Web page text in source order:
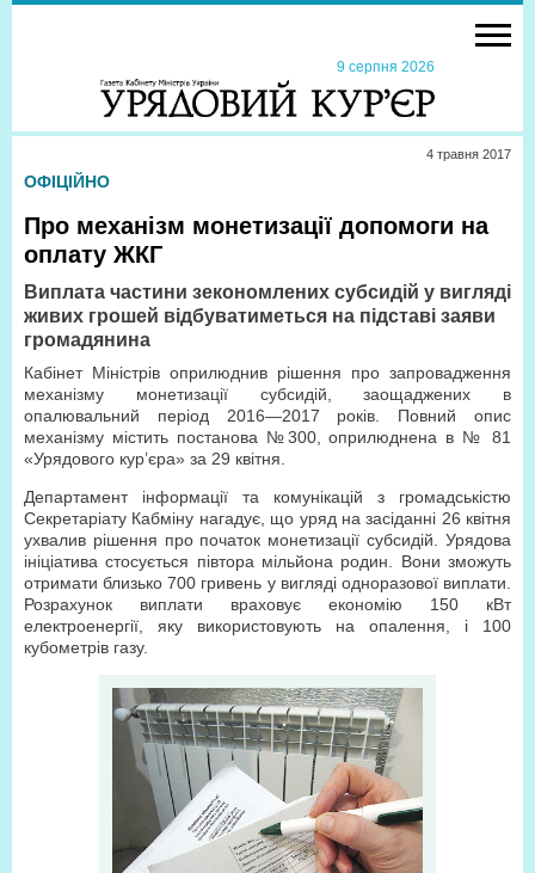
9 серпня 2026
4 травня 2017
ОФІЦІЙНО
Про механізм монетизації допомоги на
оплату ЖКГ
Виплата частини зекономлених субсидій у вигляді
живих грошей відбуватиметься на підставі заяви
громадянина
Кабінет Міністрів оприлюднив рішення про запровадження
механізму монетизації субсидій, заощаджених в
опалювальний період 2016—2017 років. Повний опис
механізму містить постанова №300, оприлюднена в № 81
«Урядового кур’єра» за 29 квітня.
Департамент інформації та комунікацій з громадськістю
Секретаріату Кабміну нагадує, що уряд на засіданні 26 квітня
ухвалив рішення про початок монетизації субсидій. Урядова
ініціатива стосується півтора мільйона родин. Вони зможуть
отримати близько 700 гривень у вигляді одноразової виплати.
Розрахунок виплати враховує економію 150 кВт
електроенергії, яку використовують на опалення, і 100
кубометрів газу.